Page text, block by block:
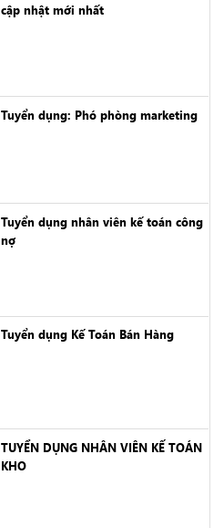
cập nhật mới nhất
Tuyển dụng: Phó phòng marketing
Tuyển dụng nhân viên kế toán công
nợ
Tuyển dụng Kế Toán Bán Hàng
TUYỂN DỤNG NHÂN VIÊN KẾ TOÁN
KHO